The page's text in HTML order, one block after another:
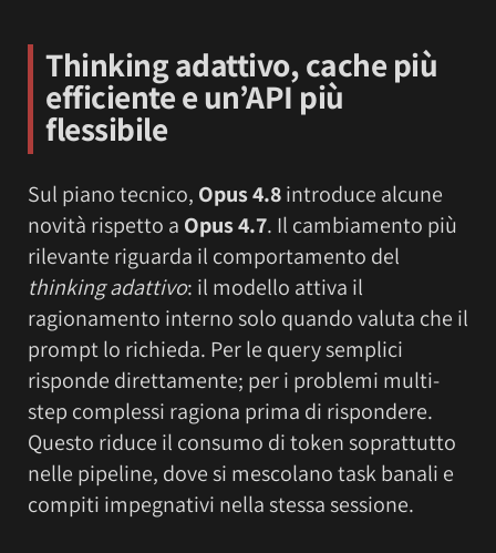
Thinking adattivo, cache più
efficiente e un’API più
flessibile
Sul piano tecnico, Opus 4.8introduce alcune
novità rispetto a Opus 4.7. Il cambiamento più
rilevante riguarda il comportamento del
thinking adattivo: il modello attiva il
ragionamento interno solo quando valuta che il
prompt lo richieda. Per le query semplici
risponde direttamente; per i problemi multi-
step complessi ragiona prima di rispondere.
Questo riduce il consumo di token soprattutto
nelle pipeline, dove si mescolano task banali e
compiti impegnativi nella stessa sessione.